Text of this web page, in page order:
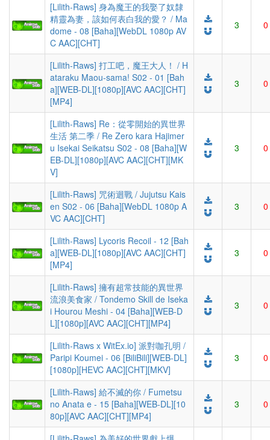
[Lilith-Raws] 身為魔王的我娶了奴隸
精靈為妻，該如何表白我的愛？ / Ma
dome - 08 [Baha][WebDL 1080p AV
C AAC][CHT]
3 0
[Lilith-Raws] 打工吧，魔王大人！ / H
ataraku Maou-sama! S02 - 01 [Bah
a][WEB-DL][1080p][AVC AAC][CHT]
[MP4]
3 0
[Lilith-Raws] Re：從零開始的異世界
生活 第二季 / Re Zero kara Hajimer
u Isekai Seikatsu S02 - 08 [Baha][W
EB-DL][1080p][AVC AAC][CHT][MK
V]
3 0
[Lilith-Raws] 咒術迴戰 / Jujutsu Kais
en S02 - 06 [Baha][WebDL 1080p A
VC AAC][CHT]
3 0
[Lilith-Raws] Lycoris Recoil - 12 [Bah
a][WEB-DL][1080p][AVC AAC][CHT]
[MP4]
3 0
[Lilith-Raws] 擁有超常技能的異世界
流浪美食家 / Tondemo Skill de Iseka
i Hourou Meshi - 04 [Baha][WEB-D
L][1080p][AVC AAC][CHT][MP4]
3 0
[Lilith-Raws x WitEx.io] 派對咖孔明 /
Paripi Koumei - 06 [BiliBili][WEB-DL]
[1080p][HEVC AAC][CHT][MKV]
3 0
[Lilith-Raws] 給不滅的你 / Fumetsu
no Anata e - 15 [Baha][WEB-DL][10
80p][AVC AAC][CHT][MP4]
3 0